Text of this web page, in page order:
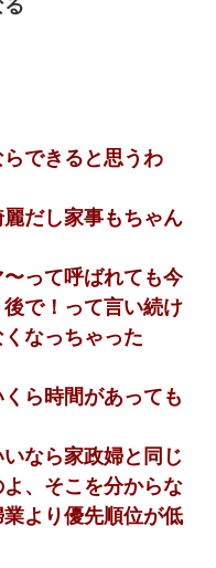
と結婚はないわと判断して
っているらしく…
っちゃった～｣とか毎日兄
。→Ａ子のお母さんの話に
エンジンかけっ放しの車を
学に入ってから関係を持
てやる」と脅迫されたの
」Ａ「ずるい！クレク
カ！」→ 後日、Ａ旦那が
できると思うわ
だし家事もちゃん
って呼ばれても今
で！って言い続け
なっちゃった
ら時間があっても
なら家政婦と同じ
、そこを分からな
より優先順位が低